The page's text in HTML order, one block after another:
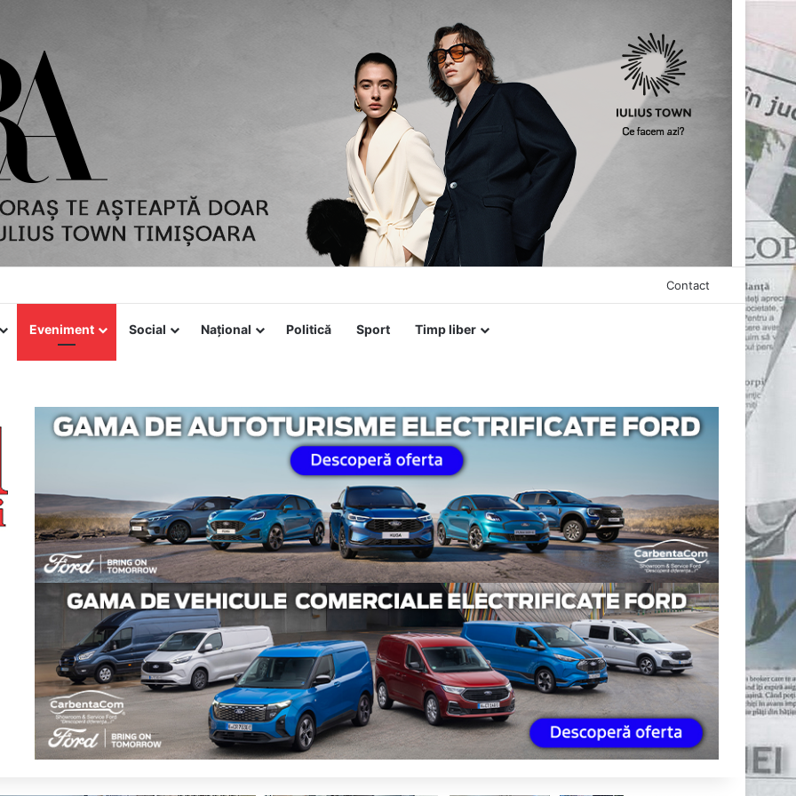
Contact
Eveniment Social Național Politică Sport Timp liber